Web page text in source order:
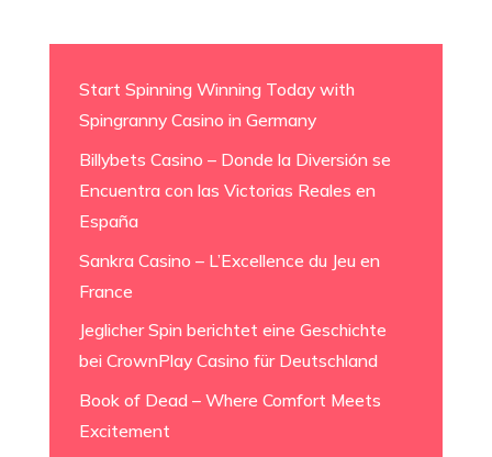
Start Spinning Winning Today with
Spingranny Casino in Germany
Billybets Casino – Donde la Diversión se
Encuentra con las Victorias Reales en
España
Sankra Casino – L’Excellence du Jeu en
France
Jeglicher Spin berichtet eine Geschichte
bei CrownPlay Casino für Deutschland
Book of Dead – Where Comfort Meets
Excitement